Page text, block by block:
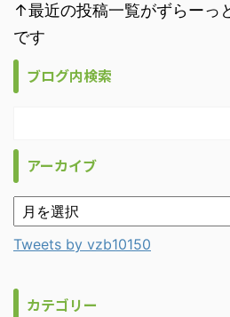
↑最近の投稿一覧がずらーっ
です
ブログ内検索
アーカイブ
Tweets by vzb10150
カテゴリー